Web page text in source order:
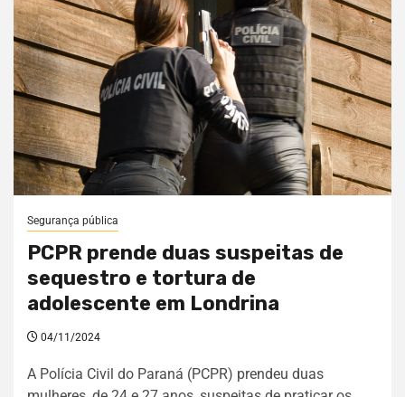
Segurança pública
PCPR prende duas suspeitas de
sequestro e tortura de
adolescente em Londrina
04/11/2024
A Polícia Civil do Paraná (PCPR) prendeu duas